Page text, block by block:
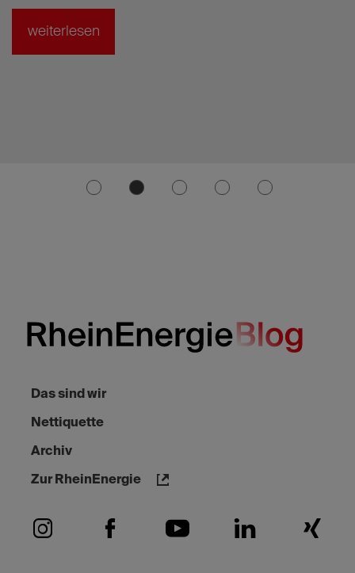
weiterlesen
Das sind wir
Nettiquette
Archiv
Zur RheinEnergie